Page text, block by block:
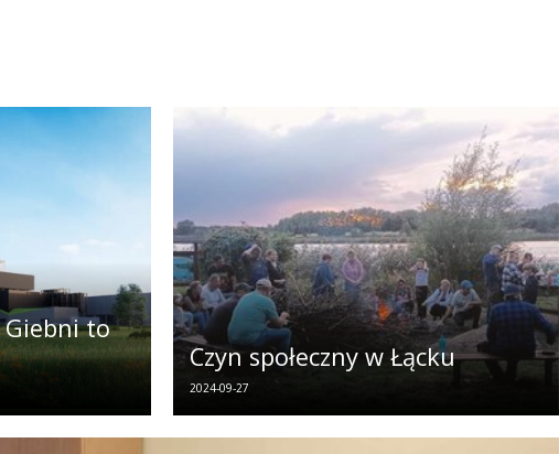
Giebni to
Czyn społeczny w Łącku
2024-09-27